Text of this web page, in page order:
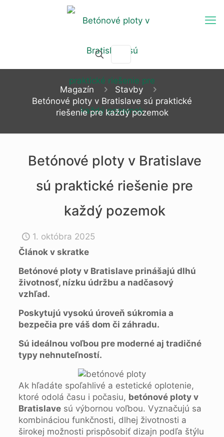
Magazín
Stavby
Betónové ploty v Bratislave sú praktické
riešenie pre každý pozemok
Betónové ploty v Bratislave
sú praktické riešenie pre
každý pozemok
1. októbra 2025
Článok v skratke
Betónové ploty v Bratislave prinášajú dlhú
životnosť, nízku údržbu a nadčasový
vzhľad.
Poskytujú vysokú úroveň súkromia a
bezpečia pre váš dom či záhradu.
Sú ideálnou voľbou pre moderné aj tradičné
typy nehnuteľností.
Ak hľadáte spoľahlivé a estetické oplotenie,
ktoré odolá času i počasiu, betónové ploty v
Bratislavesú výbornou voľbou. Vyznačujú sa
kombináciou funkčnosti, dlhej životnosti a
širokej možnosti prispôsobiť dizajn podľa štýlu